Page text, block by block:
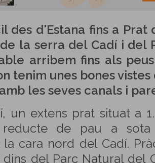
des d'Estana fins a Prat
la serra del Cadí i del
arribem fins als
tenim unes bones
les seves canals i
un extens prat situat a
reducte de pau a
cara nord del Cadí.
del Parc Natural del